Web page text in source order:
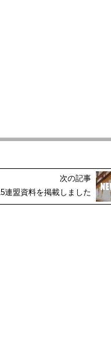
次の記事
連盟資料を掲載しました